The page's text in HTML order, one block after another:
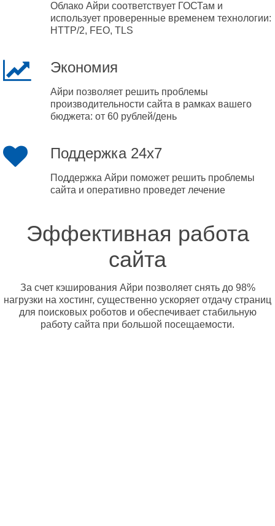
Облако Айри соответствует ГОСТам и
использует проверенные временем технологии:
HTTP/2, FEO, TLS
Экономия
Айри позволяет решить проблемы
производительности сайта в рамках вашего
бюджета: от 60 рублей/день
Поддержка 24x7
Поддержка Айри поможет решить проблемы
сайта и оперативно проведет лечение
Эффективная работа
сайта
За счет кэширования Айри позволяет снять до 98%
нагрузки на хостинг, существенно ускоряет отдачу страниц
для поисковых роботов и обеспечивает стабильную
работу сайта при большой посещаемости.